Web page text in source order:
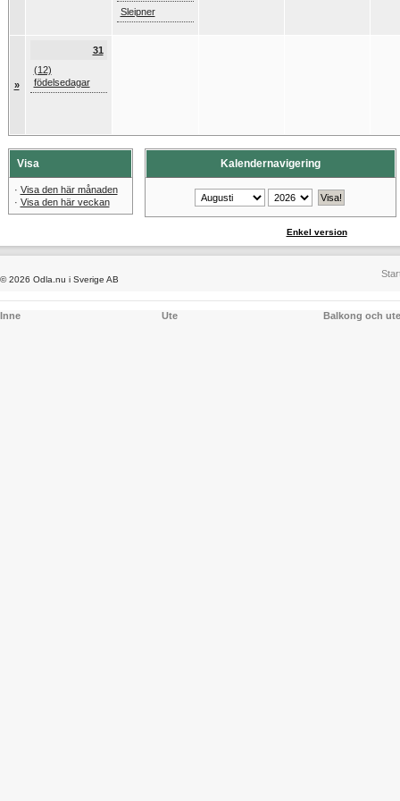
Sleipner
»
31
(12)
födelsedagar
Visa
· Visa den här månaden
· Visa den här veckan
Kalendernavigering
Enkel version
© 2026 Odla.nu i Sverige AB
Inne Ute Balkong och